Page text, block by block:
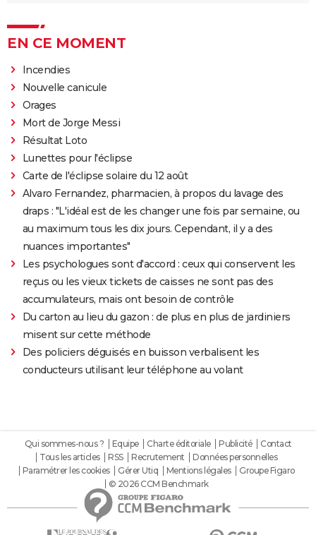
EN CE MOMENT
Incendies
Nouvelle canicule
Orages
Mort de Jorge Messi
Résultat Loto
Lunettes pour l'éclipse
Carte de l'éclipse solaire du 12 août
Alvaro Fernandez, pharmacien, à propos du lavage des
draps : "L'idéal est de les changer une fois par semaine, ou
au maximum tous les dix jours. Cependant, il y a des
nuances importantes"
Les psychologues sont d'accord : ceux qui conservent les
reçus ou les vieux tickets de caisses ne sont pas des
accumulateurs, mais ont besoin de contrôle
Du carton au lieu du gazon : de plus en plus de jardiniers
misent sur cette méthode
Des policiers déguisés en buisson verbalisent les
conducteurs utilisant leur téléphone au volant
Qui sommes-nous ? Equipe Charte éditoriale Publicité
Contact
Tous les articles
RSS Recrutement
Données personnelles
Paramétrer les cookies
Gérer Utiq Mentions légales
Groupe Figaro
© 2026 CCM Benchmark